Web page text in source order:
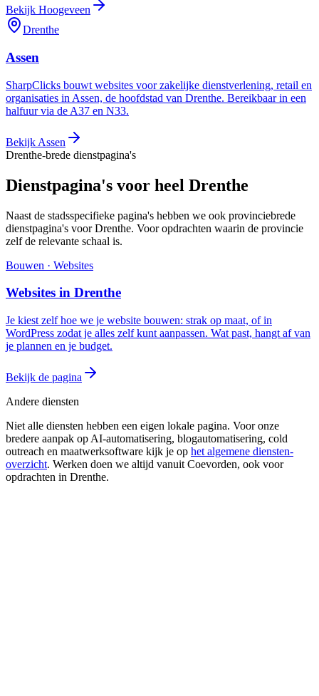
Bekijk Hoogeveen
Drenthe
Assen
SharpClicks bouwt websites voor zakelijke dienstverlening, retail en
organisaties in Assen, de hoofdstad van Drenthe. Bereikbaar in een
halfuur via de A37 en N33.
Bekijk Assen
Drenthe-brede dienstpagina's
Dienstpagina's voor heel Drenthe
Naast de stadsspecifieke pagina's hebben we ook provinciebrede
dienstpagina's voor Drenthe. Voor opdrachten waarin de provincie
zelf de relevante schaal is.
Bouwen · Websites
Websites in Drenthe
Je kiest zelf hoe we je website bouwen: strak op maat, of in
WordPress zodat je alles zelf kunt aanpassen. Wat past, hangt af van
je plannen en je budget.
Bekijk de pagina
Andere diensten
Niet alle diensten hebben een eigen lokale pagina. Voor onze
bredere aanpak op AI-automatisering, blogautomatisering, cold
outreach en maatwerksoftware kijk je op het algemene diensten-
overzicht. Werken doen we altijd vanuit Coevorden, ook voor
opdrachten in Drenthe.